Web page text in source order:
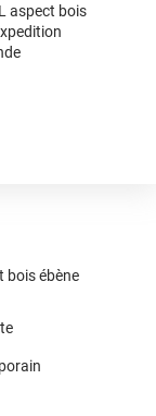
bois ébène
aspect bois